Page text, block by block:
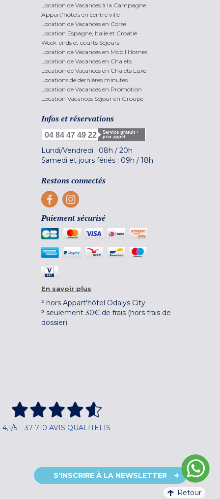
Location de Vacances à la Campagne
Appart'hôtels en centre ville
Location de Vacances en Corse
Location Espagne, Italie et Croatie
Week-ends et courts Séjours
Location de Vacances en Mobil Homes
Location de Vacances en Chalets
Location de Vacances en Chalets Luxe
Locations de dernières minutes
Location de Vacances en Promotion
Location Vacances Séjour en Groupe
Infos et réservations
04 84 47 49 22
Service gratuit +
prix appel
Lundi/Vendredi : 08h / 20h
Samedi et jours fériés : 09h / 18h
Restons connectés
Paiement sécurisé
En savoir plus
² hors Appart'hôtel Odalys City
³ seulement 30€ de frais (hors frais de
dossier)
4,1/5 – 37 710 AVIS QUALITELIS
S'INSCRIRE À LA NEWSLETTER
Retour